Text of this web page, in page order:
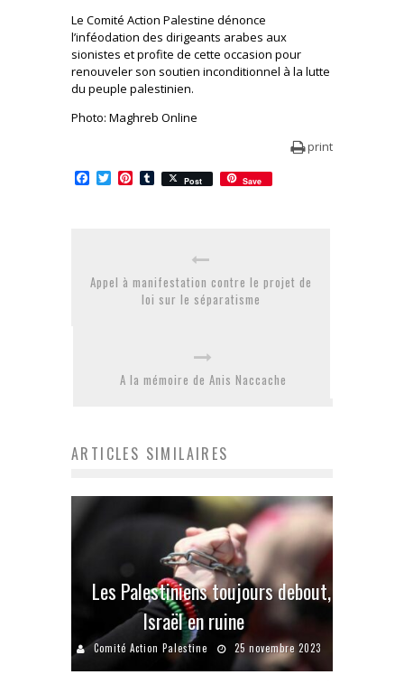
Le Comité Action Palestine dénonce
l’inféodation des dirigeants arabes aux
sionistes et profite de cette occasion pour
renouveler son soutien inconditionnel à la lutte
du peuple palestinien.
Photo: Maghreb Online
print
Facebook
TwitterPinterest
Tumblr
Post Save
Appel à manifestation contre le projet de
loi sur le séparatisme
A la mémoire de Anis Naccache
ARTICLES SIMILAIRES
Les Palestiniens toujours debout,
Israël en ruine
Comité Action Palestine 25 novembre 2023